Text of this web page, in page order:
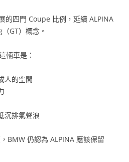
的四門 Coupe 比例，延續 ALPINA
GT）概念。
輛車是：
人的空間
沉排氣聲浪
BMW 仍認為 ALPINA 應該保留